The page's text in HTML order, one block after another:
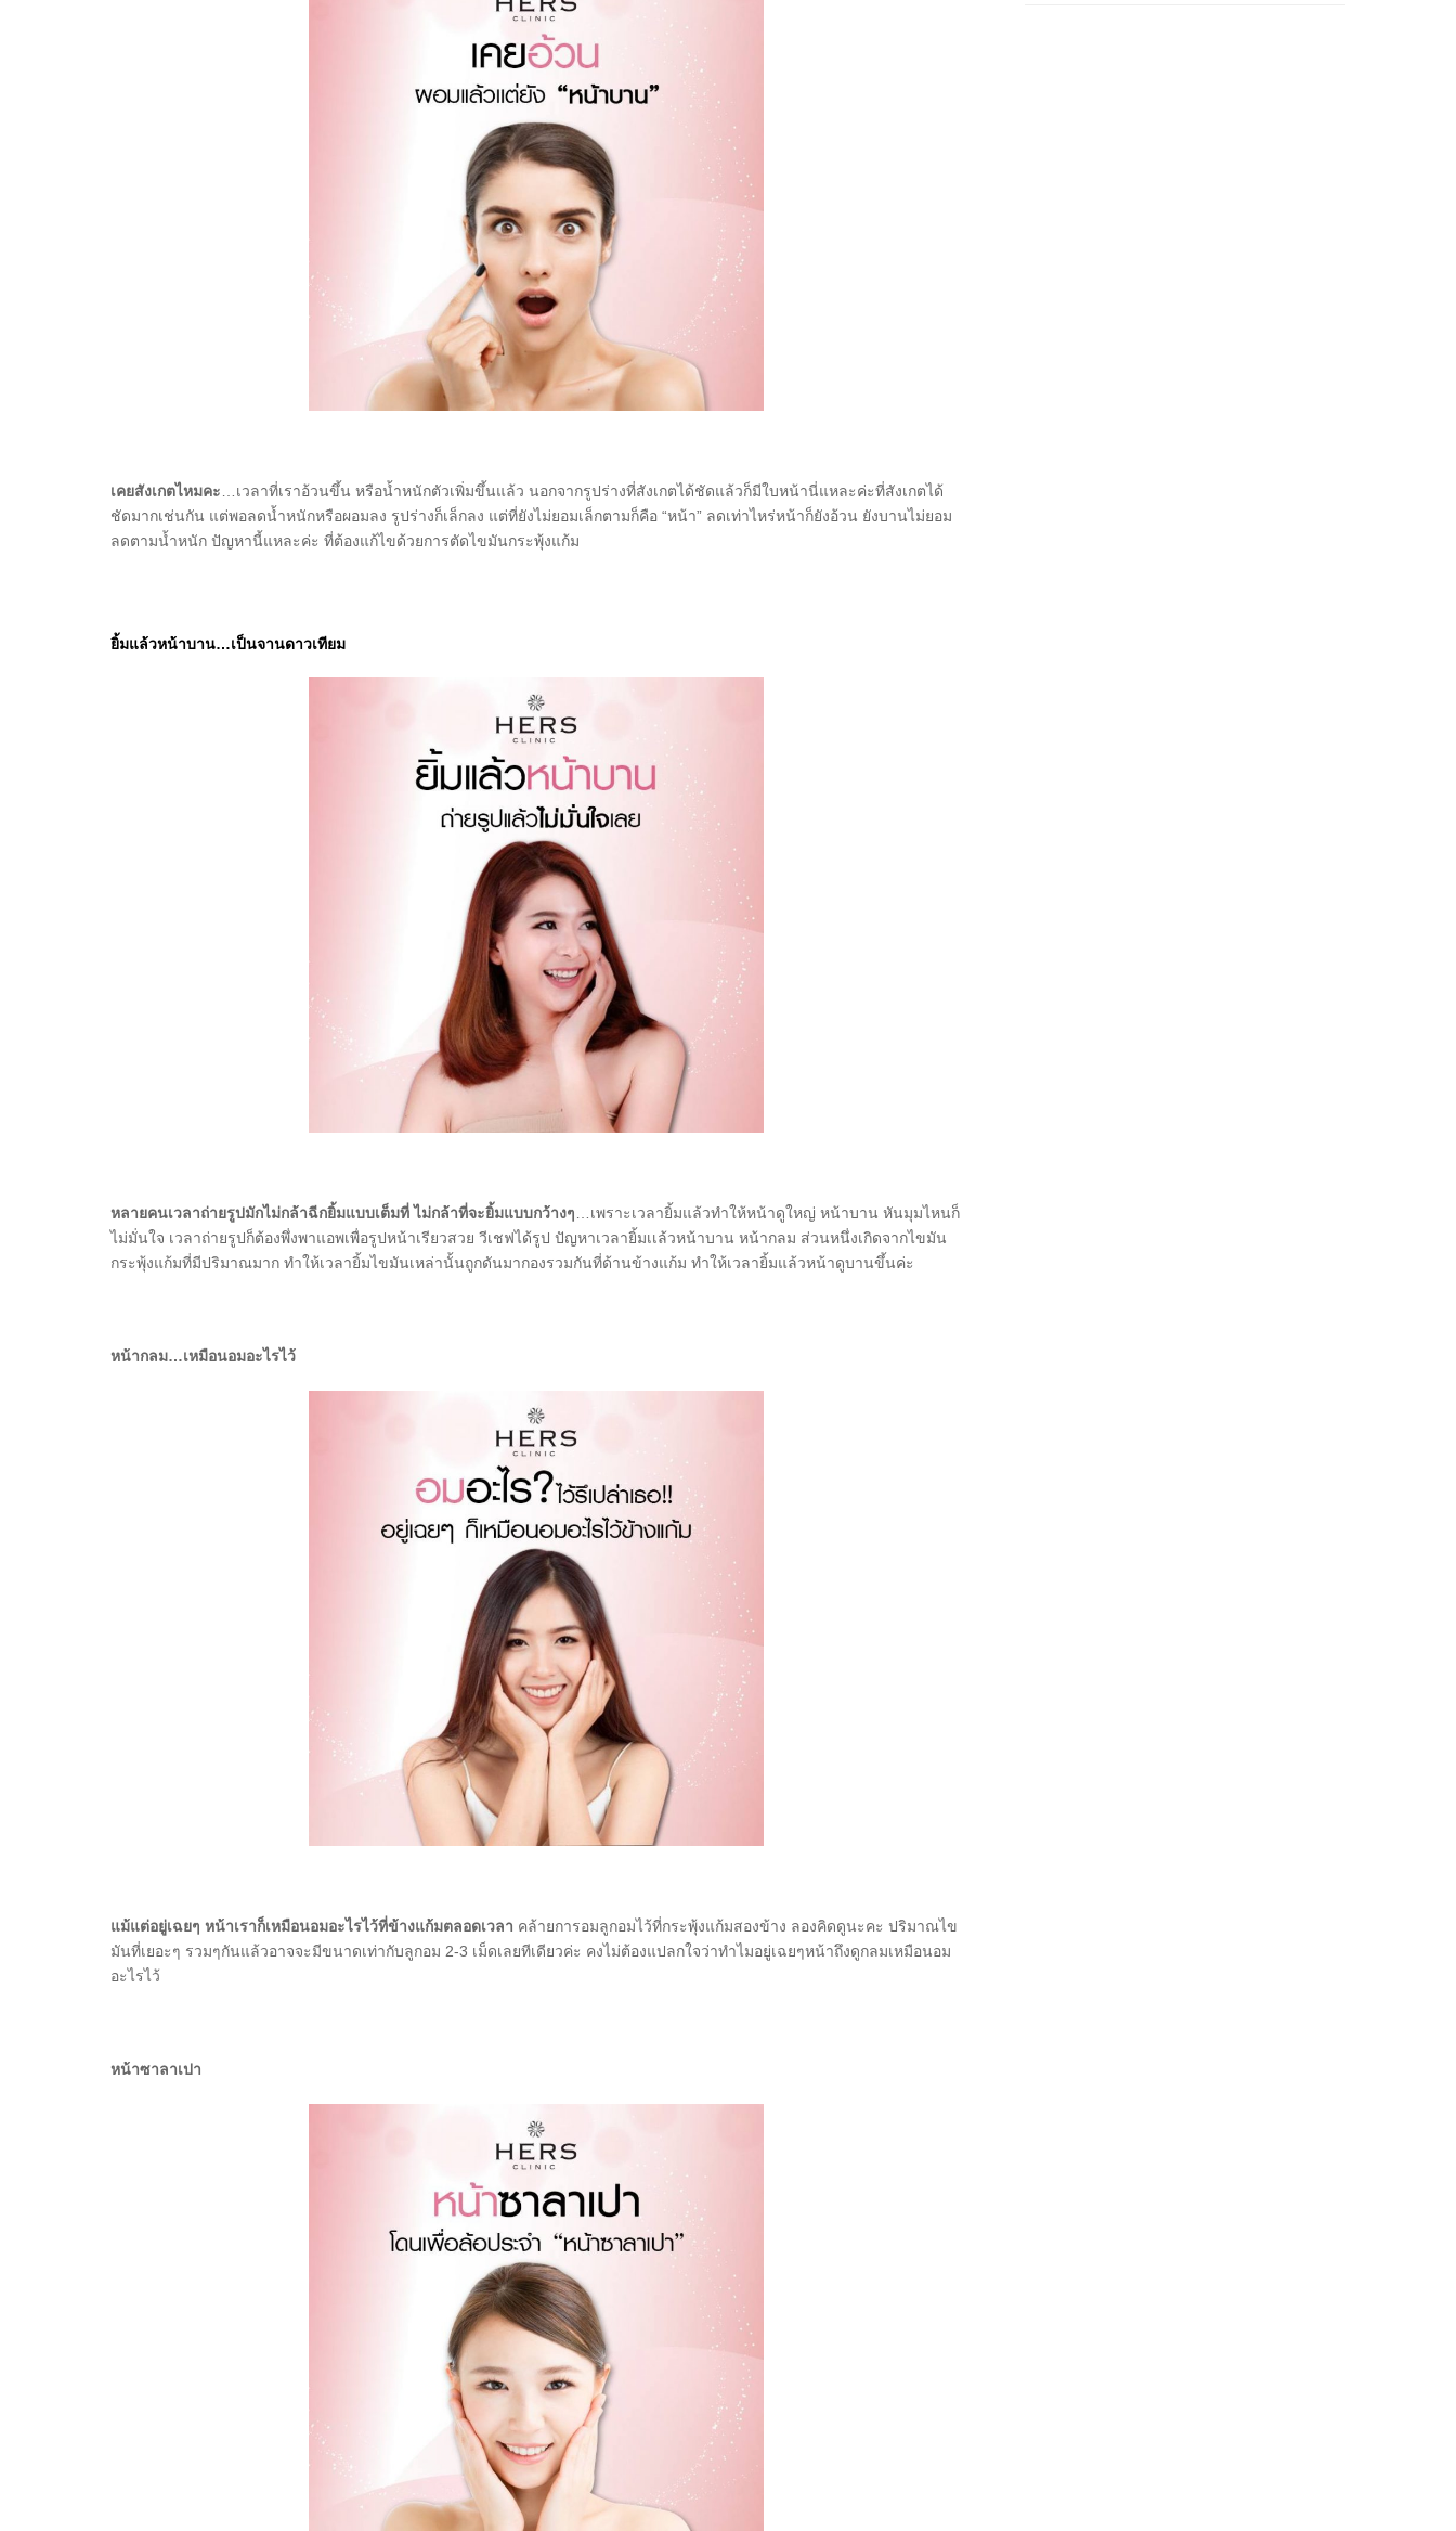
เคยสังเกตไหมคะ…เวลาที่เราอ้วนขึ้น หรือน้ำหนักตัวเพิ่มขึ้นแล้ว นอกจากรูปร่างที่สังเกตได้ชัดแล้วก็มีใบหน้านี่แหละค่ะที่สังเกตได้
ชัดมากเช่นกัน แต่พอลดน้ำหนักหรือผอมลง รูปร่างก็เล็กลง แต่ที่ยังไม่ยอมเล็กตามก็คือ “หน้า” ลดเท่าไหร่หน้าก็ยังอ้วน ยังบานไม่ยอม
ลดตามน้ำหนัก ปัญหานี้แหละค่ะ ที่ต้องแก้ไขด้วยการตัดไขมันกระพุ้งแก้ม
ยิ้มแล้วหน้าบาน…เป็นจานดาวเทียม
หลายคนเวลาถ่ายรูปมักไม่กล้าฉีกยิ้มแบบเต็มที่ ไม่กล้าที่จะยิ้มแบบกว้างๆ…เพราะเวลายิ้มแล้วทำให้หน้าดูใหญ่ หน้าบาน หันมุมไหนก็
ไม่มั่นใจ เวลาถ่ายรูปก็ต้องพึ่งพาแอพเพื่อรูปหน้าเรียวสวย วีเชฟได้รูป ปัญหาเวลายิ้มเเล้วหน้าบาน หน้ากลม ส่วนหนึ่งเกิดจากไขมัน
กระพุ้งแก้มที่มีปริมาณมาก ทำให้เวลายิ้มไขมันเหล่านั้นถูกดันมากองรวมกันที่ด้านข้างแก้ม ทำให้เวลายิ้มแล้วหน้าดูบานขึ้นค่ะ
หน้ากลม…เหมือนอมอะไรไว้
แม้แต่อยู่เฉยๆ หน้าเราก็เหมือนอมอะไรไว้ที่ข้างแก้มตลอดเวลา คล้ายการอมลูกอมไว้ที่กระพุ้งแก้มสองข้าง ลองคิดดูนะคะ ปริมาณไข
มันที่เยอะๆ รวมๆกันแล้วอาจจะมีขนาดเท่ากับลูกอม 2-3 เม็ดเลยทีเดียวค่ะ คงไม่ต้องแปลกใจว่าทำไมอยู่เฉยๆหน้าถึงดูกลมเหมือนอม
อะไรไว้
หน้าซาลาเปา